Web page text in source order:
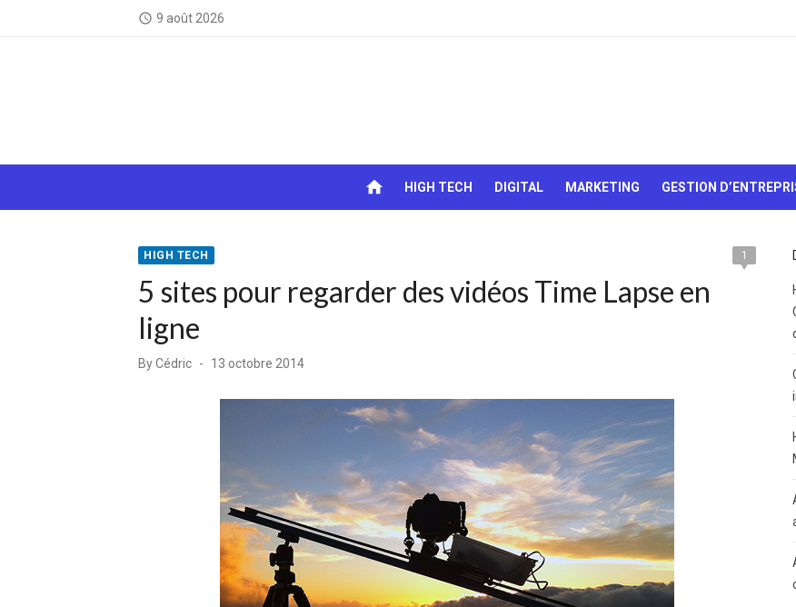
access_time 9 août 2026
chocolats…
home HIGH TECH DIGITAL MARKETING GESTION
HIGH TECH 1
5 sites pour regarder des vidéos Time Lapse en
ligne
ByCédric
Posted
13 octobre 2014